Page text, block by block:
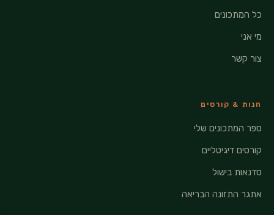
כל המתכונים
מי אני
צור קשר
חנות & קורסים
ספר המתכונים שלי
קורסים דיגיטליים
סדנאות בישול
אתגר התזונה הבריאה